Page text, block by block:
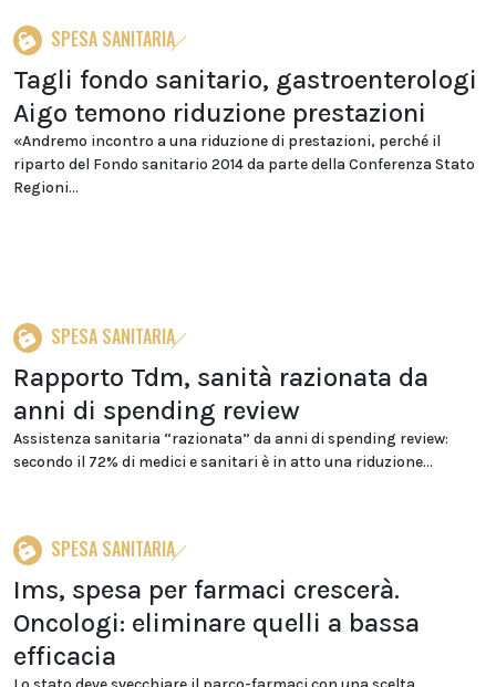
SPESA SANITARIA
Tagli fondo sanitario, gastroenterologi
Aigo temono riduzione prestazioni
«Andremo incontro a una riduzione di prestazioni, perché il
riparto del Fondo sanitario 2014 da parte della Conferenza Stato
Regioni...
SPESA SANITARIA
Rapporto Tdm, sanità razionata da
anni di spending review
Assistenza sanitaria “razionata” da anni di spending review:
secondo il 72% di medici e sanitari è in atto una riduzione...
SPESA SANITARIA
Ims, spesa per farmaci crescerà.
Oncologi: eliminare quelli a bassa
efficacia